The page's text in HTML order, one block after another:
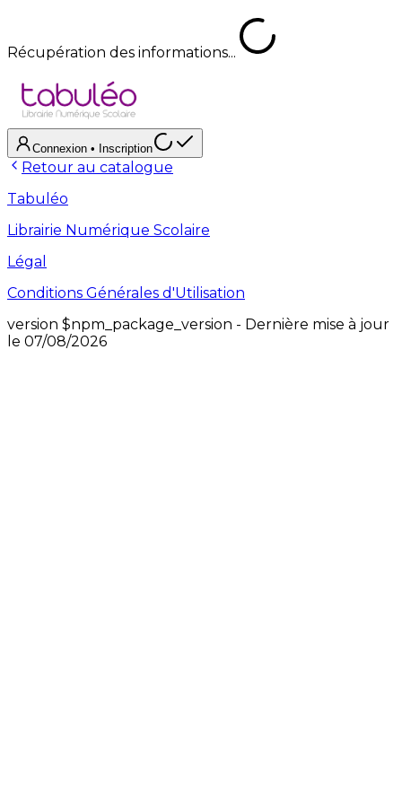
Récupération des informations...
Connexion • Inscription
Retour au catalogue
Tabuléo
Librairie Numérique Scolaire
Légal
Conditions Générales d'Utilisation
version $npm_package_version - Dernière mise à jour
le 07/08/2026